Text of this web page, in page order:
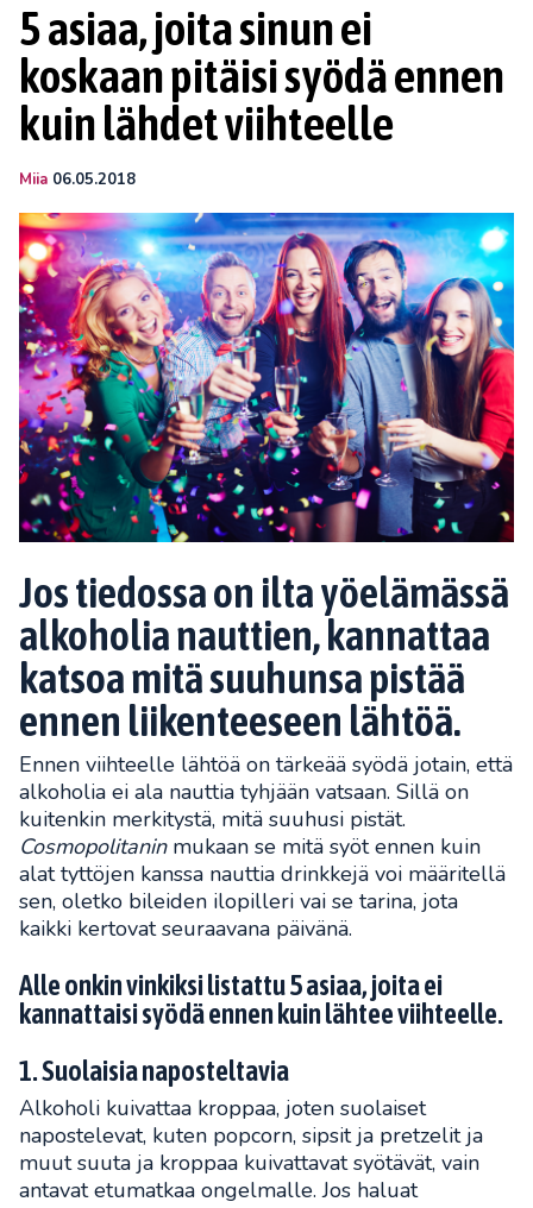
5 asiaa, joita sinun ei
koskaan pitäisi syödä ennen
kuin lähdet viihteelle
Miia 06.05.2018
Jos tiedossa on ilta yöelämässä
alkoholia nauttien, kannattaa
katsoa mitä suuhunsa pistää
ennen liikenteeseen lähtöä.
Ennen viihteelle lähtöä on tärkeää syödä jotain, että
alkoholia ei ala nauttia tyhjään vatsaan. Sillä on
kuitenkin merkitystä, mitä suuhusi pistät.
Cosmopolitaninmukaan se mitä syöt ennen kuin
alat tyttöjen kanssa nauttia drinkkejä voi määritellä
sen, oletko bileiden ilopilleri vai se tarina, jota
kaikki kertovat seuraavana päivänä.
Alle onkin vinkiksi listattu 5 asiaa, joita ei
kannattaisi syödä ennen kuin lähtee viihteelle.
1. Suolaisia naposteltavia
Alkoholi kuivattaa kroppaa, joten suolaiset
napostelevat, kuten popcorn, sipsit ja pretzelit ja
muut suuta ja kroppaa kuivattavat syötävät, vain
antavat etumatkaa ongelmalle. Jos haluat